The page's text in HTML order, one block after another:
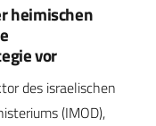
heimischen
vor
des israelischen
(IMOD),